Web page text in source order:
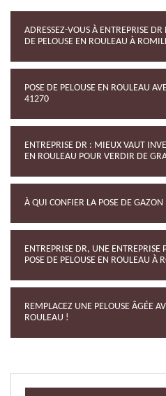
ADRESSEZ-VOUS À ENTREPRISE
DE PELOUSE EN ROULEAU À
POSE DE PELOUSE EN ROULEAU
41270
ENTREPRISE DR : MIEUX VAUT
EN ROULEAU POUR VERDIR DE
À QUI CONFIER LA POSE DE
ENTREPRISE DR, UNE ENTREPRISE
POSE DE PELOUSE EN ROULEAU À
REMPLACEZ UNE PELOUSE ÂGÉE
ROULEAU !